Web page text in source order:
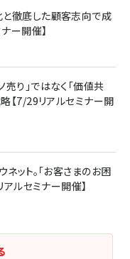
徹底した顧客志向で成
ー開催】
り」ではなく「価値共
【7/29リアルセミナー開
ット。「お客さまのお困
ルセミナー開催】